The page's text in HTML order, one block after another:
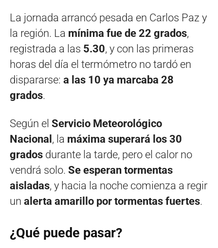
La jornada arrancó pesada en Carlos Paz y
la región. La mínima fue de 22 grados,
registrada a las 5.30, y con las primeras
horas del día el termómetro no tardó en
dispararse: a las 10 ya marcaba 28
grados.
Según el Servicio Meteorológico
Nacional , la máxima superará los 30
grados durante la tarde, pero el calor no
vendrá solo. Se esperan tormentas
aisladas, y hacia la noche comienza a regir
un alerta amarillo por tormentas fuertes.
¿Qué puede pasar?